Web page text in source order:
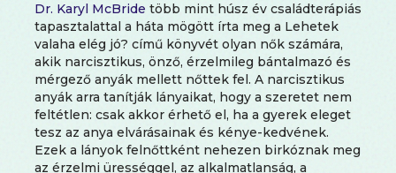
Dr. Karyl McBride több mint húsz év családterápiás
tapasztalattal a háta mögött írta meg a Lehetek
valaha elég jó? című könyvét olyan nők számára,
akik narcisztikus, önző, érzelmileg bántalmazó és
mérgező anyák mellett nőttek fel. A narcisztikus
anyák arra tanítják lányaikat, hogy a szeretet nem
feltétlen: csak akkor érhető el, ha a gyerek eleget
tesz az anya elvárásainak és kénye-kedvének.
Ezek a lányok felnőttként nehezen birkóznak meg
az érzelmi ürességgel, az alkalmatlanság, a